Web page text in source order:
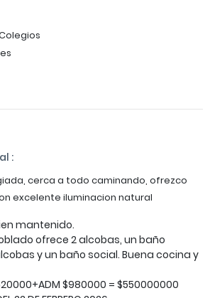
:
cerca a todo caminando, ofrezco
excelente iluminacion natural
mantenido.
ofrece 2 alcobas, un baño
y un baño social. Buena cocina y
$980000 = $550000000